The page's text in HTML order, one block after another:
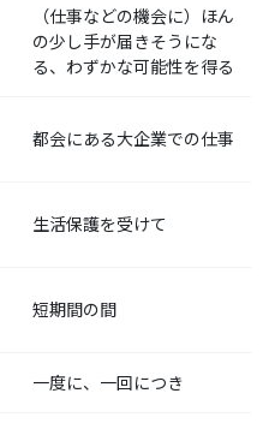
（仕事などの機会に）ほん
の少し手が届きそうにな
る、わずかな可能性を得る
都会にある大企業での仕事
生活保護を受けて
短期間の間
一度に、一回につき